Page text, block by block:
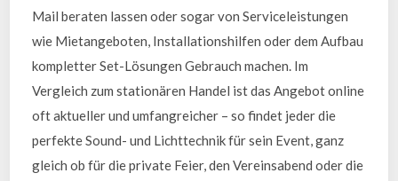
Mail beraten lassen oder sogar von Serviceleistungen
wie Mietangeboten, Installationshilfen oder dem Aufbau
kompletter Set-Lösungen Gebrauch machen. Im
Vergleich zum stationären Handel ist das Angebot online
oft aktueller und umfangreicher – so findet jeder die
perfekte Sound- und Lichttechnik für sein Event, ganz
gleich ob für die private Feier, den Vereinsabend oder die